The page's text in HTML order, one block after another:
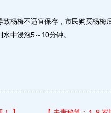
杨梅不适宜保存，市民购买杨梅
中浸泡5～10分钟。